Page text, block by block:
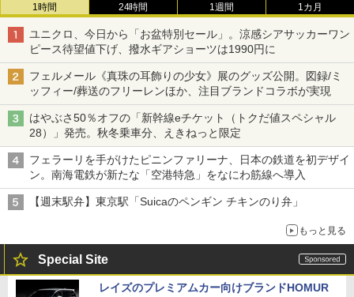
1時間 24時間 1週間 1カ月
ユニクロ、今日から「お盆特別セール」。涼感シアサッカーワン
ピース待望値下げ、撥水ギアショーツは1990円に
フェルメール《真珠の耳飾りの少女》展のグッズ公開。図録/ミ
ッフィー/葬送のフリーレンほか、注目ブランドコラボが実現
はやぶさ50％オフの「新幹線eチケット（トクだ値スペシャル
28）」発売。秋冬乗車分、えきねっと限定
フェラーリを手がけたピニンファリーナ、日本の鉄道を初デザイ
ン。南海電鉄が新たな「空港特急」をなにわ筋線へ導入
【週末駅弁】東京駅「Suicaのペンギン チキンのり弁」
もっと見る
Special Site
レイズのプレミアムカー向けブランドHOMUR